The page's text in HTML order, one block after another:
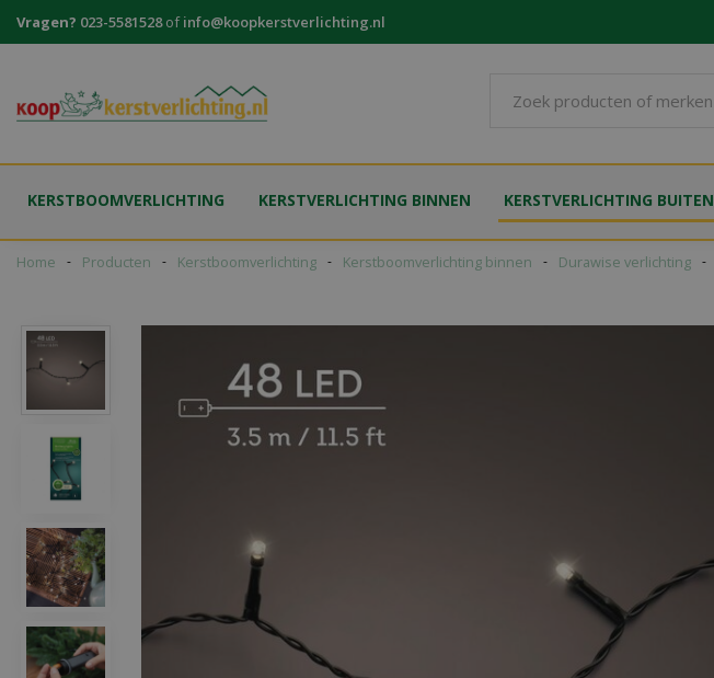
naar
Home Producten Kerstboomverlichting Kerstboomverlichting binnen Durawise verlichting
Vragen? 023-5581528ofinfo@koopkerstverlichting.nl
KERSTBOOMVERLICHTING KERSTVERLICHTING BINNEN KERSTVERLICHTING BUITEN